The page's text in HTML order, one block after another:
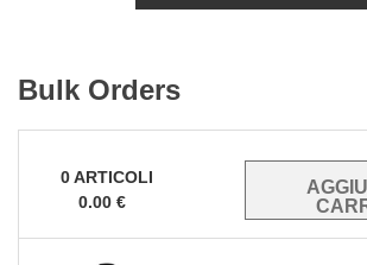
Bulk Orders
0ARTICOLI
0.00 €